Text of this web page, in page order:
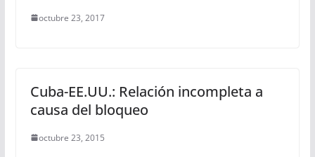
octubre 23, 2017
Cuba-EE.UU.: Relación incompleta a
causa del bloqueo
octubre 23, 2015